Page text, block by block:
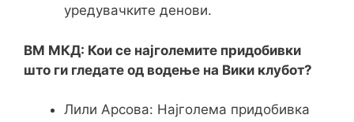
уредувачките денови.
ВМ МКД: Кои се најголемите придобивки
што ги гледате од водење на Вики клубот?
Лили Арсова: Најголема придобивка